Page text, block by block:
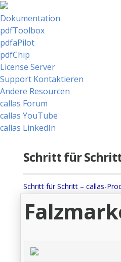
Dokumentation
pdfToolbox
pdfaPilot
pdfChip
License Server
Support Kontaktieren
Andere Resourcen
callas Forum
callas YouTube
callas LinkedIn
Schritt für
Schritt für Schritt – callas-